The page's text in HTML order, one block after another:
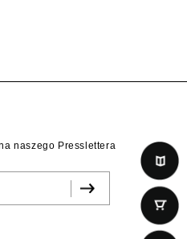
naszego Presslettera